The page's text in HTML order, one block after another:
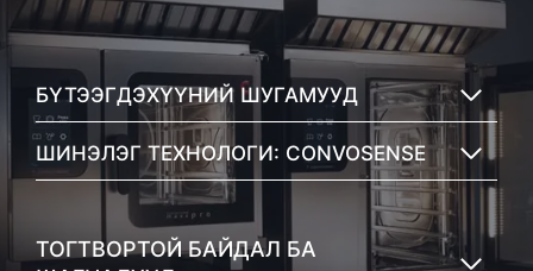
БҮТЭЭГДЭХҮҮНИЙ ШУГАМУУД
ШИНЭЛЭГ ТЕХНОЛОГИ: CONVOSENSE
ТОГТВОРТОЙ БАЙДАЛ БА